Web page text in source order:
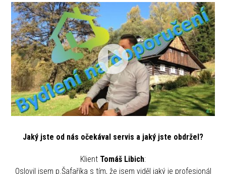
Jaký jste od nás očekával servis a jaký jste obdržel?
Klient Tomáš Libich:
Oslovil jsem p.Šafaříka s tím, že jsem viděl jaký je profesionál